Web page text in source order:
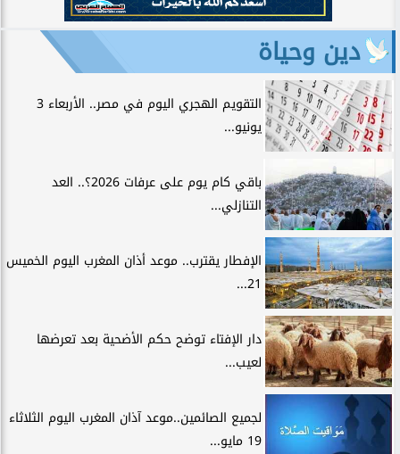
دين وحياة
التقويم الهجري اليوم في مصر.. الأربعاء 3
يونيو...
باقي كام يوم على عرفات 2026؟.. العد
التنازلي...
الإفطار يقترب.. موعد أذان المغرب اليوم الخميس
21...
دار الإفتاء توضح حكم الأضحية بعد تعرضها
لعيب...
لجميع الصائمين..موعد آذان المغرب اليوم الثلاثاء
19 مايو...